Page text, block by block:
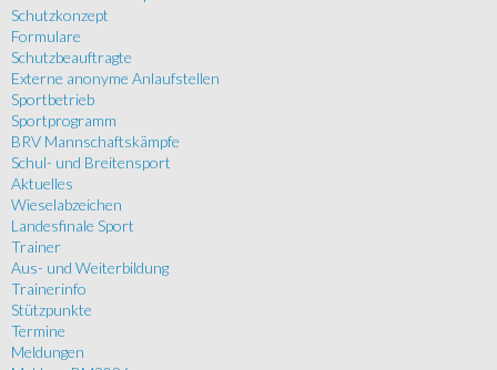
Schutzkonzept
Formulare
Schutzbeauftragte
Externe anonyme Anlaufstellen
Sportbetrieb
Sportprogramm
BRV Mannschaftskämpfe
Schul- und Breitensport
Aktuelles
Wieselabzeichen
Landesfinale Sport
Trainer
Aus- und Weiterbildung
Trainerinfo
Stützpunkte
Termine
Meldungen